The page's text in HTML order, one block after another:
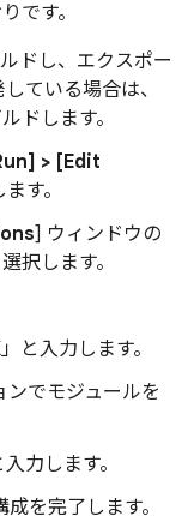
です。
ドし、エクスポー
ている場合は、
ドします。
> [Edit
す。
] ウィンドウの
択します。
と入力します。
ンでモジュールを
力します。
を完了します。